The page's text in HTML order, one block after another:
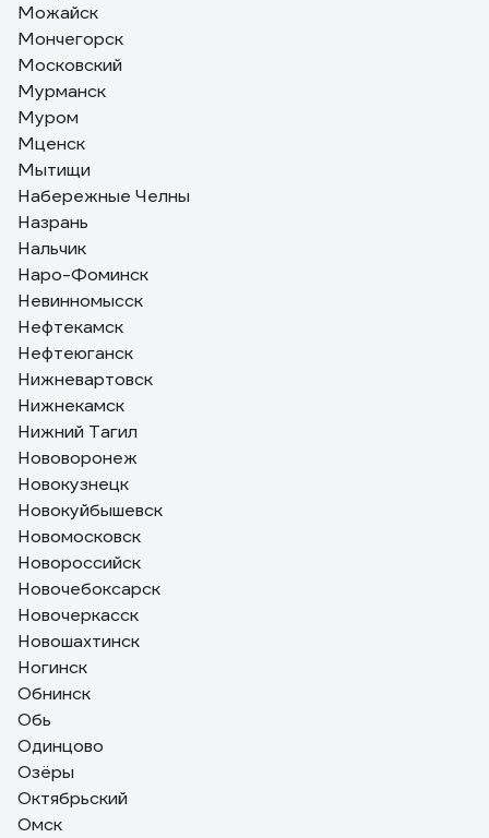
Можайск
Мончегорск
Московский
Мурманск
Муром
Мценск
Мытищи
Набережные Челны
Назрань
Нальчик
Наро-Фоминск
Невинномысск
Нефтекамск
Нефтеюганск
Нижневартовск
Нижнекамск
Нижний Тагил
Нововоронеж
Новокузнецк
Новокуйбышевск
Новомосковск
Новороссийск
Новочебоксарск
Новочеркасск
Новошахтинск
Ногинск
Обнинск
Обь
Одинцово
Озёры
Октябрьский
Омск